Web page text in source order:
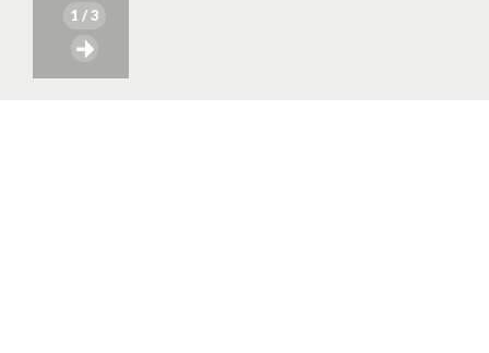
1 / 3